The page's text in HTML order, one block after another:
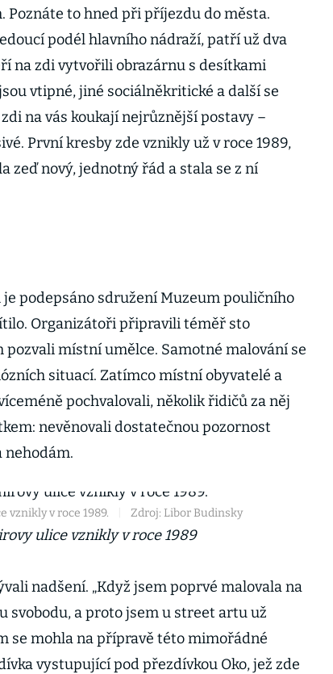
Poznáte to hned při příjezdu do města.
podél hlavního nádraží, patří už dva
na zdi vytvořili obrazárnu s desítkami
vtipné, jiné sociálněkritické a další se
na vás koukají nejrůznější postavy –
První kresby zde vznikly už v roce 1989,
zeď nový, jednotný řád a stala se z ní
podepsáno sdružení Muzeum pouličního
Organizátoři připravili téměř sto
pozvali místní umělce. Samotné malování se
situací. Zatímco místní obyvatelé a
pochvalovali, několik řidičů za něj
nevěnovali dostatečnou pozornost
nehodám.
vznikly v roce 1989. Zdroj: Libor Budinsky
ulice vznikly v roce 1989
nadšení. „Když jsem poprvé malovala na
svobodu, a proto jsem u street artu už
se mohla na přípravě této mimořádné
vystupující pod přezdívkou Oko, jež zde